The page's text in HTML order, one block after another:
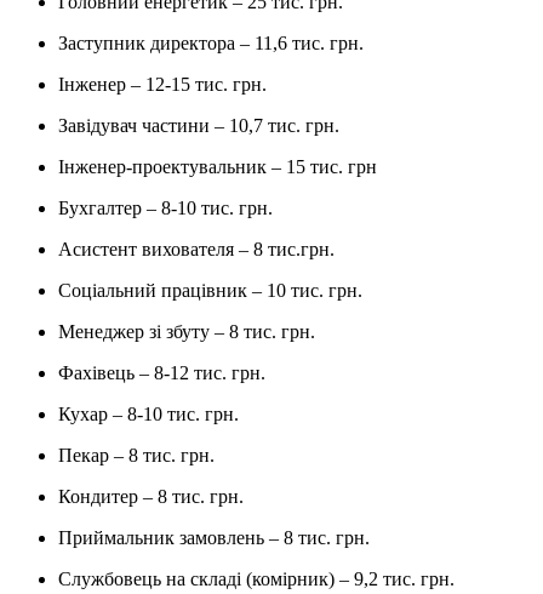
Заступник директора – 11,6 тис. грн.
Інженер – 12-15 тис. грн.
Завідувач частини – 10,7 тис. грн.
Інженер-проектувальник – 15 тис. грн
Бухгалтер – 8-10 тис. грн.
Асистент вихователя – 8 тис.грн.
Соціальний працівник – 10 тис. грн.
Менеджер зі збуту – 8 тис. грн.
Фахівець – 8-12 тис. грн.
Кухар – 8-10 тис. грн.
Пекар – 8 тис. грн.
Кондитер – 8 тис. грн.
Приймальник замовлень – 8 тис. грн.
Службовець на складі (комірник) – 9,2 тис. грн.